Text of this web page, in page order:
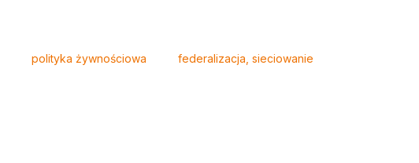
polityka żywnościowa federalizacja, sieciowanie